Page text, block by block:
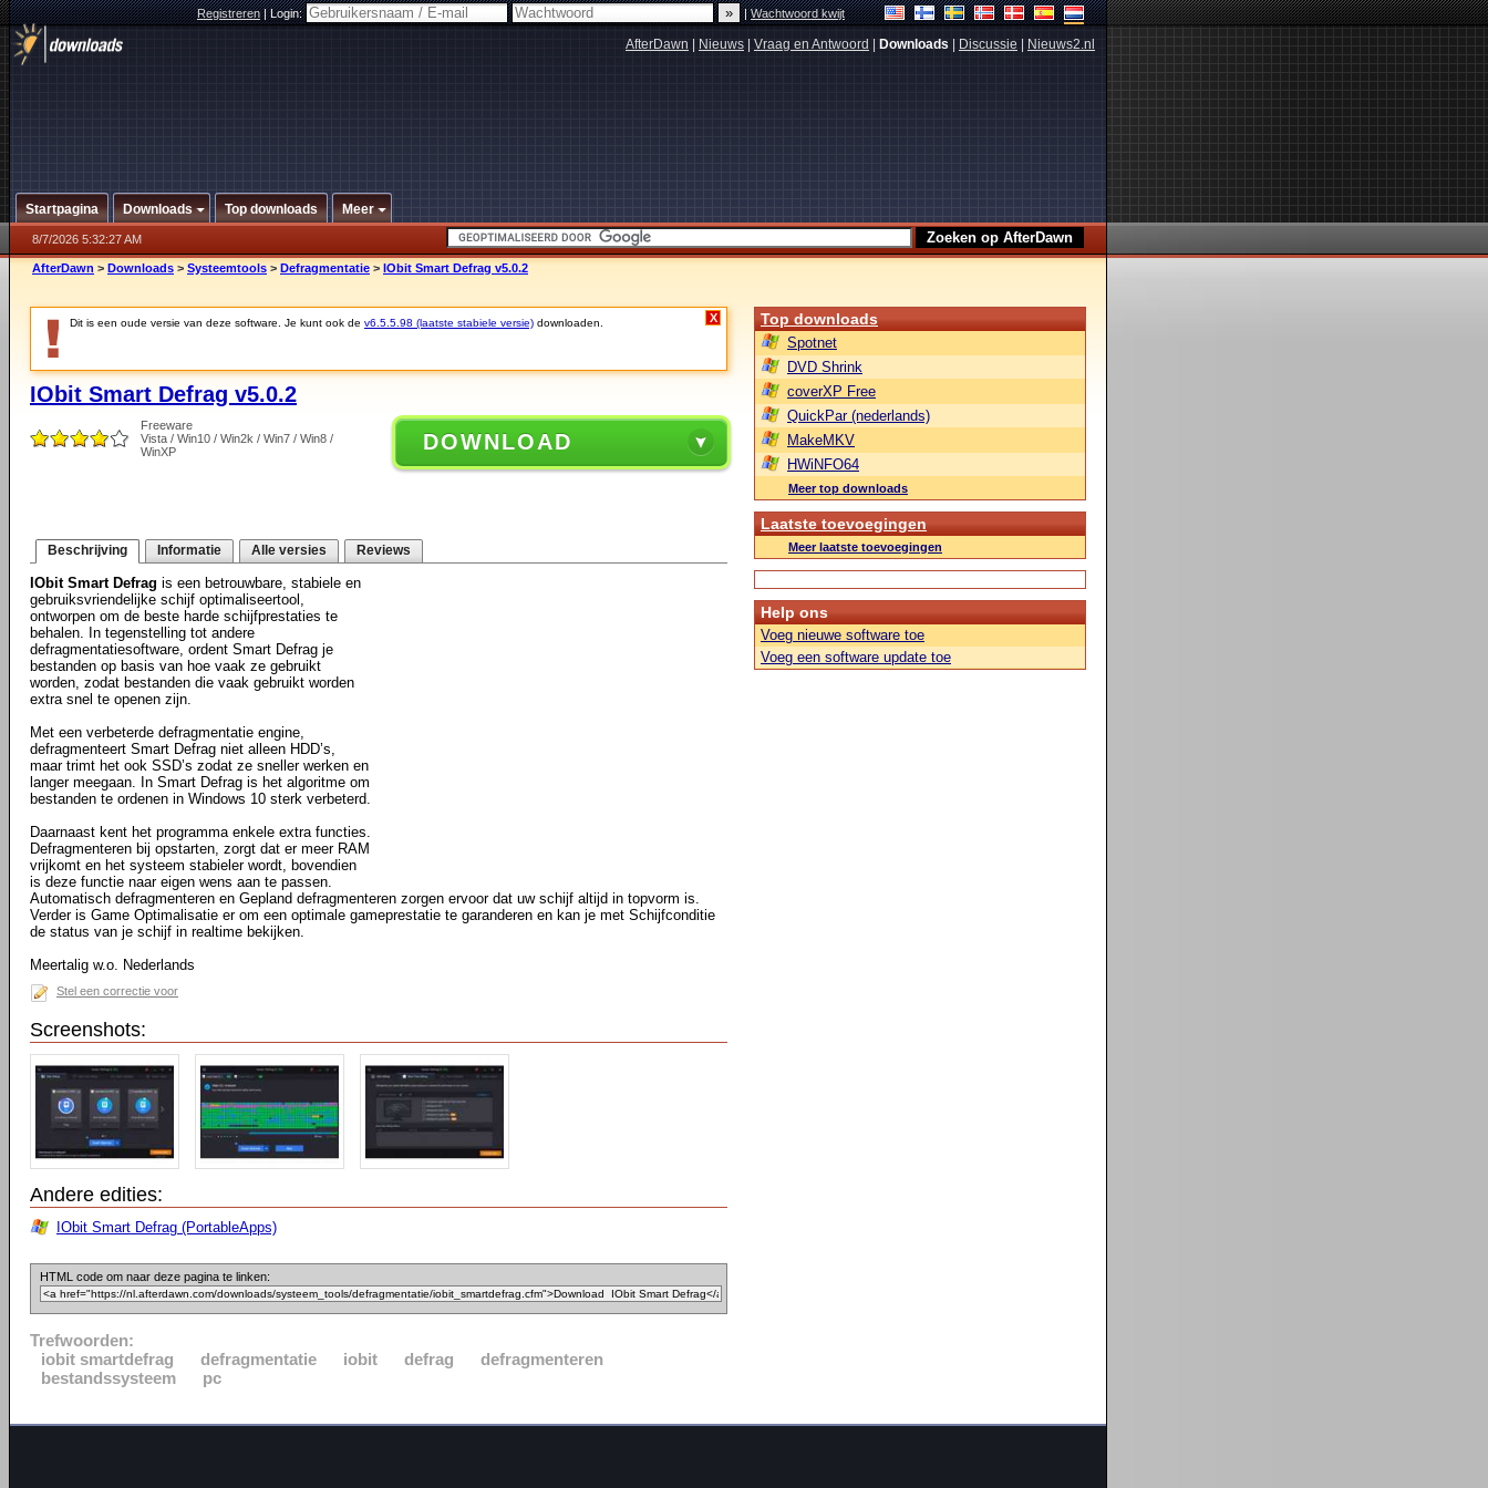
Registreren|Login: |Wachtwoord kwijt
AfterDawn Nieuws Vraag en Antwoord Downloads Discussie Nieuws2.nl
Startpagina Downloads Top downloads Meer
8/7/2026 5:32:27 AM
AfterDawn > Downloads > Systeemtools > Defragmentatie > IObit Smart Defrag v5.0.2
Dit is een oude versie van deze software. Je kunt ook de v6.5.5.98 (laatste stabiele versie) downloaden. X
IObit Smart Defrag v5.0.2
Freeware
Vista / Win10 / Win2k / Win7 / Win8 /
WinXP
DOWNLOAD
Beschrijving Informatie Alle versies Reviews
IObit Smart Defrag is een betrouwbare, stabiele en
gebruiksvriendelijke schijf optimaliseertool,
ontworpen om de beste harde schijfprestaties te
behalen. In tegenstelling tot andere
defragmentatiesoftware, ordent Smart Defrag je
bestanden op basis van hoe vaak ze gebruikt
worden, zodat bestanden die vaak gebruikt worden
extra snel te openen zijn.
Met een verbeterde defragmentatie engine,
defragmenteert Smart Defrag niet alleen HDD’s,
maar trimt het ook SSD’s zodat ze sneller werken en
langer meegaan. In Smart Defrag is het algoritme om
bestanden te ordenen in Windows 10 sterk verbeterd.
Daarnaast kent het programma enkele extra functies.
Defragmenteren bij opstarten, zorgt dat er meer RAM
vrijkomt en het systeem stabieler wordt, bovendien
is deze functie naar eigen wens aan te passen.
Automatisch defragmenteren en Gepland defragmenteren zorgen ervoor dat uw schijf altijd in topvorm is.
Verder is Game Optimalisatie er om een optimale gameprestatie te garanderen en kan je met Schijfconditie
de status van je schijf in realtime bekijken.
Meertalig w.o. Nederlands
Stel een correctie voor
Screenshots:
Andere edities:
IObit Smart Defrag (PortableApps)
HTML code om naar deze pagina te linken:
Trefwoorden:
iobit smartdefrag
defragmentatie iobit defrag
defragmenteren
bestandssysteem
pc
Top downloads
Spotnet
DVD Shrink
coverXP Free
QuickPar (nederlands)
MakeMKV
HWiNFO64
Meer top downloads
Laatste toevoegingen
Meer laatste toevoegingen
Help ons
Voeg nieuwe software toe
Voeg een software update toe